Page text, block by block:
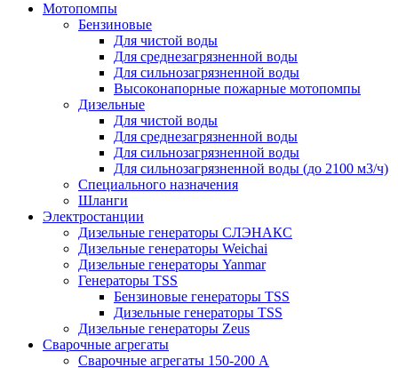
Мотопомпы
Бензиновые
Для чистой воды
Для среднезагрязненной воды
Для сильнозагрязненной воды
Высоконапорные пожарные мотопомпы
Дизельные
Для чистой воды
Для среднезагрязненной воды
Для сильнозагрязненной воды
Для сильнозагрязненной воды (до 2100 м3/ч)
Специального назначения
Шланги
Электростанции
Дизельные генераторы СЛЭНАКС
Дизельные генераторы Weichai
Дизельные генераторы Yanmar
Генераторы TSS
Бензиновые генераторы TSS
Дизельные генераторы TSS
Дизельные генераторы Zeus
Сварочные агрегаты
Сварочные агрегаты 150-200 А